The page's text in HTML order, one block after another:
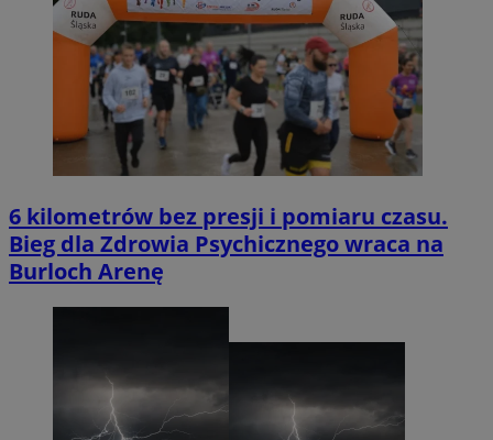
6 kilometrów bez presji i pomiaru czasu.
Bieg dla Zdrowia Psychicznego wraca na
Burloch Arenę